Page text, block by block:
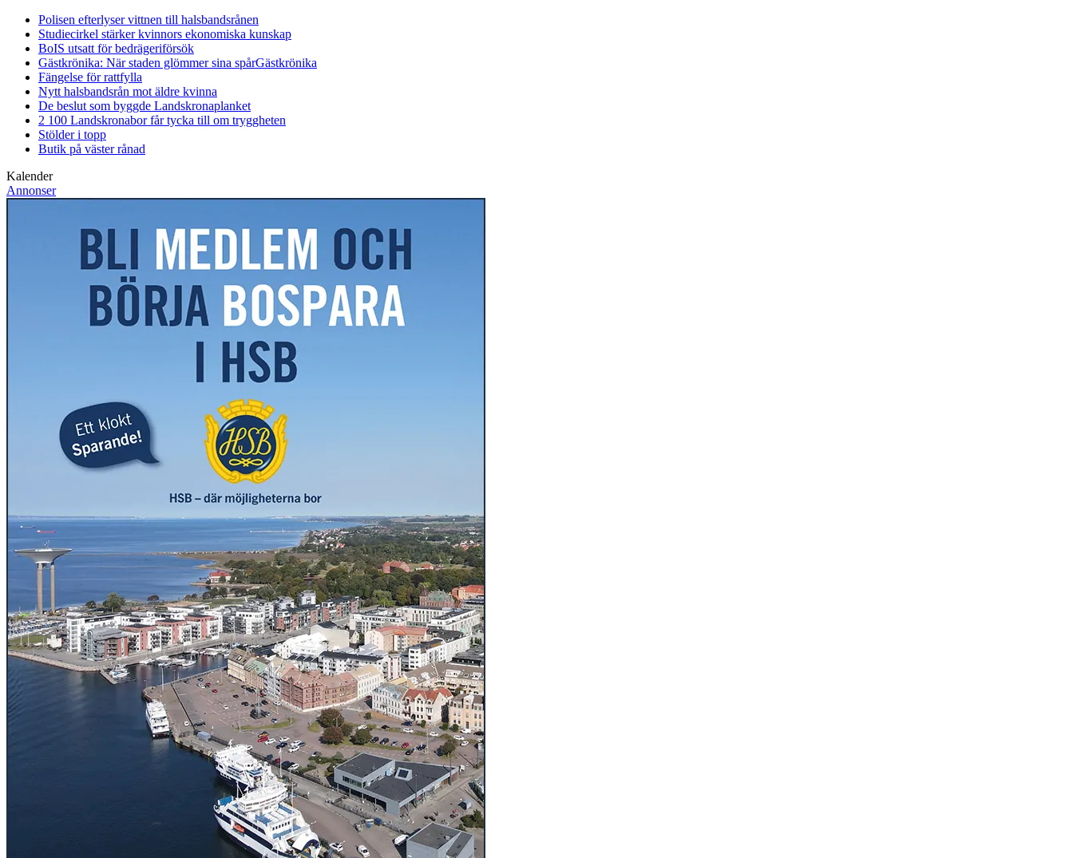
Polisen efterlyser vittnen till halsbandsrånen
Studiecirkel stärker kvinnors ekonomiska kunskap
BoIS utsatt för bedrägeriförsök
Gästkrönika: När staden glömmer sina spårGästkrönika
Fängelse för rattfylla
Nytt halsbandsrån mot äldre kvinna
De beslut som byggde Landskronaplanket
2 100 Landskronabor får tycka till om tryggheten
Stölder i topp
Butik på väster rånad
Kalender
Annonser